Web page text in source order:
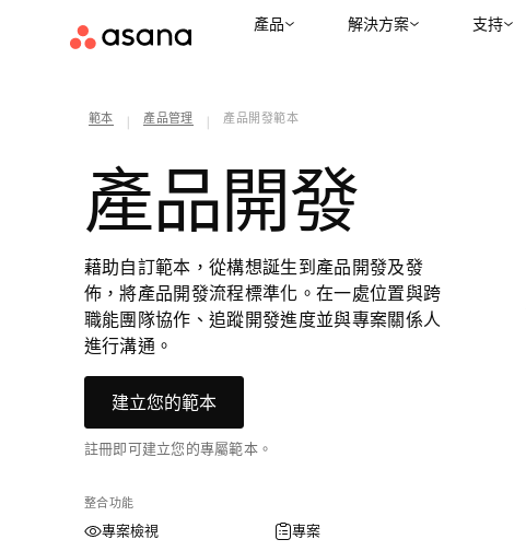
產品 解決方案 支持
範本 產品管理 產品開發範本
產品開發
藉助自訂範本，從構想誕生到產品開發及發
佈，將產品開發流程標準化。在一處位置與跨
職能團隊協作、追蹤開發進度並與專案關係人
進行溝通。
建立您的範本
註冊即可建立您的專屬範本。
整合功能
專案檢視 專案